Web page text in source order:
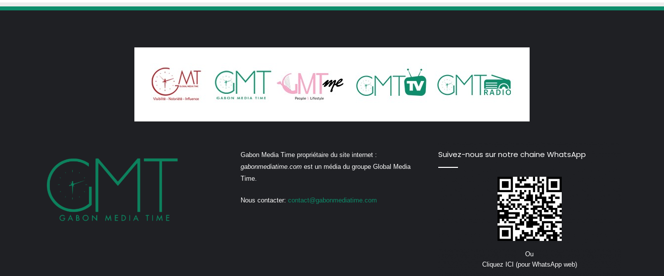
Gabon Media Time propriétaire du site internet :
gabonmediatime.comest un média du groupe Global Media
Time.
Nous contacter: contact@gabonmediatime.com
Suivez-nous sur notre chaine WhatsApp
Ou
Cliquez ICI (pour WhatsApp web)